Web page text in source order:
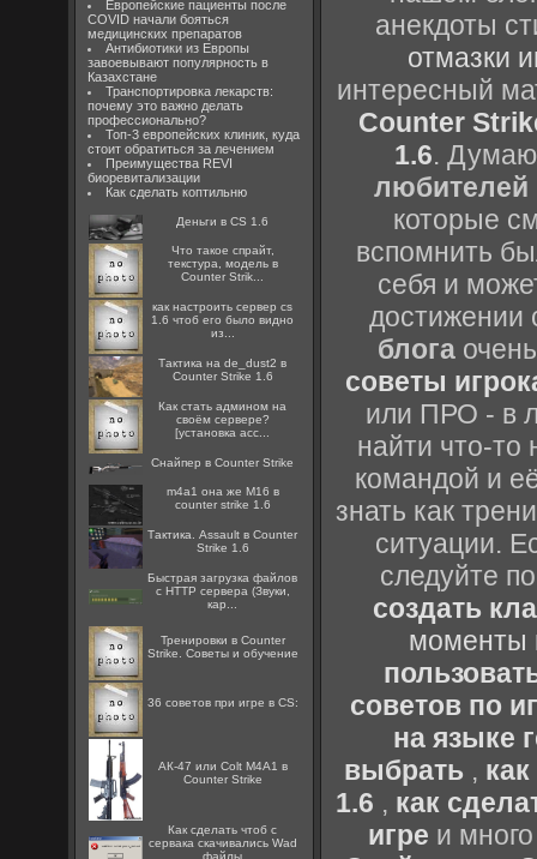
Европейские пациенты после
COVID начали бояться
медицинских препаратов
Антибиотики из Европы
завоевывают популярность в
Казахстане
Транспортировка лекарств:
почему это важно делать
профессионально?
Топ-3 европейских клиник, куда
стоит обратиться за лечением
Преимущества REVI
биоревитализации
Как сделать коптильню
Деньги в CS 1.6
Что такое спрайт,
текстура, модель в
Counter Strik...
как настроить сервер cs
1.6 чтоб его было видно
из...
Тактика на de_dust2 в
Counter Strike 1.6
Как стать админом на
своём сервере?
[установка acc...
Снайпер в Counter Strike
m4a1 она же M16 в
counter strike 1.6
Тактика. Assault в Counter
Strike 1.6
Быстрая загрузка файлов
с HTTP сервера (Звуки,
кар...
Тренировки в Counter
Strike. Советы и обучение
36 советов при игре в CS:
АК-47 или Colt M4A1 в
Counter Strike
Как сделать чтоб с
сервака скачивались Wad
файлы
анекдоты
отмазки
интересный
Counter
1.6. Думаю
любителей
которые
вспомнить
себя и
достижении
блога
советы
или ПРО - в
найти что-то
командой и
знать как
ситуации.
следуйте
создать
моменты
советов по
на языке
выбрать ,
1.6 , как
игре и